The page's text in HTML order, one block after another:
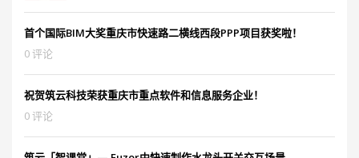
首个国际BIM大奖重庆市快速路二横线西段PPP项目获奖啦！
0 评论
祝贺筑云科技荣获重庆市重点软件和信息服务企业！
0 评论